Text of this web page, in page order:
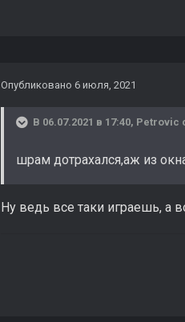
Опубликовано 6 июля, 2021
В 06.07.2021 в 17:40, Petrovic
шрам дотрахался,аж из
Ну ведь все таки играешь, а